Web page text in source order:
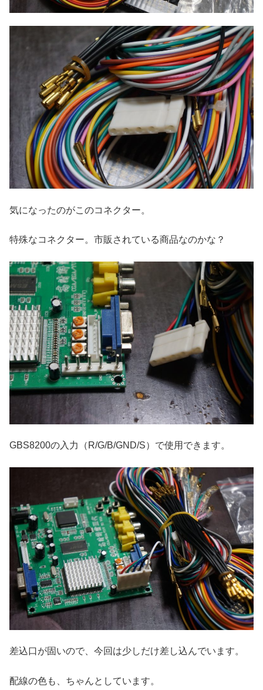
気になったのがこのコネクター。
特殊なコネクター。市販されている商品なのかな？
GBS8200の入力（R/G/B/GND/S）で使用できます。
差込口が固いので、今回は少しだけ差し込んでいます。
配線の色も、ちゃんとしています。